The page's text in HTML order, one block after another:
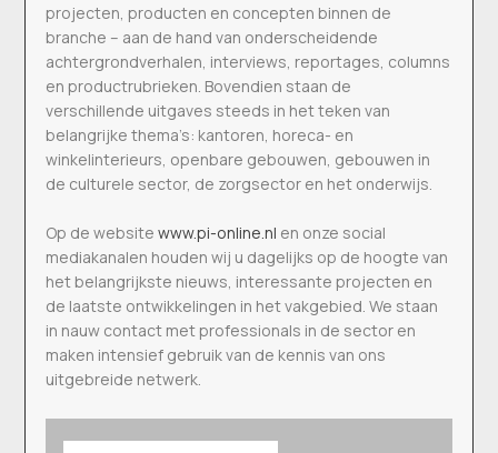
projecten, producten en concepten binnen de
branche – aan de hand van onderscheidende
achtergrondverhalen, interviews, reportages, columns
en productrubrieken. Bovendien staan de
verschillende uitgaves steeds in het teken van
belangrijke thema’s: kantoren, horeca- en
winkelinterieurs, openbare gebouwen, gebouwen in
de culturele sector, de zorgsector en het onderwijs.
Op de websitewww.pi-online.nl en onze social
mediakanalen houden wij u dagelijks op de hoogte van
het belangrijkste nieuws, interessante projecten en
de laatste ontwikkelingen in het vakgebied. We staan
in nauw contact met professionals in de sector en
maken intensief gebruik van de kennis van ons
uitgebreide netwerk.